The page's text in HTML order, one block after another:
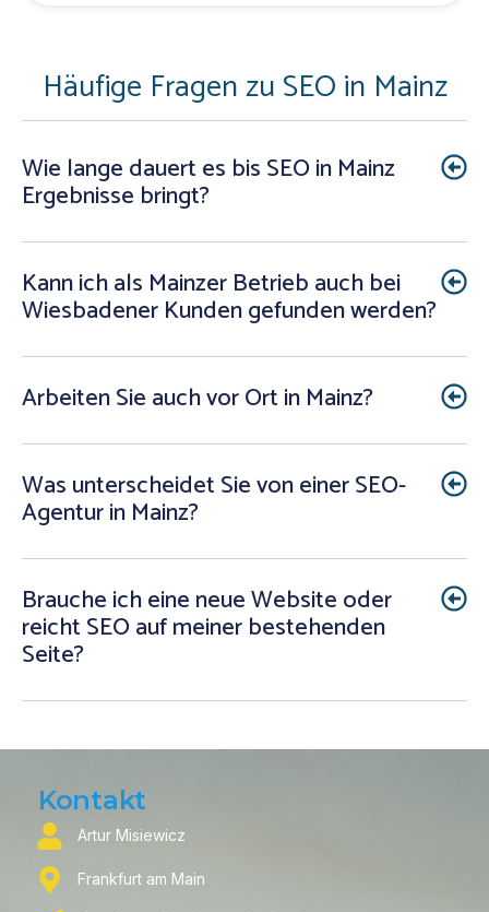
Häufige Fragen zu SEO in Mainz
Wie lange dauert es bis SEO in Mainz
Ergebnisse bringt?
Kann ich als Mainzer Betrieb auch bei
Wiesbadener Kunden gefunden werden?
Arbeiten Sie auch vor Ort in Mainz?
Was unterscheidet Sie von einer SEO-
Agentur in Mainz?
Brauche ich eine neue Website oder
reicht SEO auf meiner bestehenden
Seite?
Kontakt
Artur Misiewicz
Frankfurt am Main